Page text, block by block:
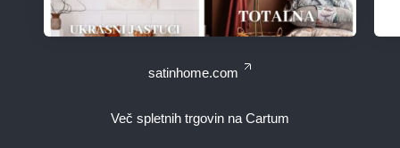
satinhome.com
Več spletnih trgovin na Cartum